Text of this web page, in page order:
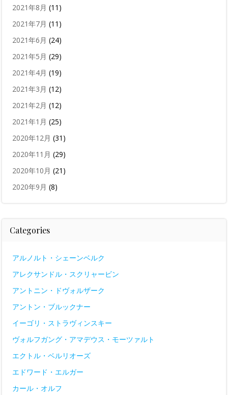
2021年8月 (11)
2021年7月 (11)
2021年6月 (24)
2021年5月 (29)
2021年4月 (19)
2021年3月 (12)
2021年2月 (12)
2021年1月 (25)
2020年12月 (31)
2020年11月 (29)
2020年10月 (21)
2020年9月 (8)
Categories
アルノルト・シェーンベルク
アレクサンドル・スクリャービン
アントニン・ドヴォルザーク
アントン・ブルックナー
イーゴリ・ストラヴィンスキー
ヴォルフガング・アマデウス・モーツァルト
エクトル・ベルリオーズ
エドワード・エルガー
カール・オルフ